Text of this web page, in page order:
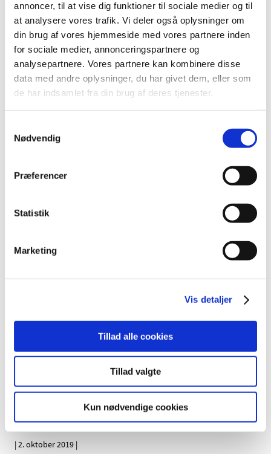
annoncer, til at vise dig funktioner til sociale medier og til
at analysere vores trafik. Vi deler også oplysninger om
din brug af vores hjemmeside med vores partnere inden
for sociale medier, annonceringspartnere og
analysepartnere. Vores partnere kan kombinere disse
data med andre oplysninger, du har givet dem, eller som
de har indsamlet fra din brug af deres tjenester.
Nødvendig
Præferencer
Statistik
Marketing
Vis detaljer
Tillad alle cookies
Tillad valgte
Kun nødvendige cookies
Ris og ros til Lægemiddelstyrelsen i
interessentanalyse
|10. oktober 2019|
Lægemiddelstyrelsen har en ambition om at være en
myndighed i europæisk topklasse for borgernes,
til at offentliggøre resultater fra kliniske forsøg
Lægemiddelstyrelsen søger medlemmer til
ernæringspræparater
Lægemiddelstyrelsen søger forslag til medlemmer af
Duavive mod symptomer på overgangsalder
hos kvinder får ikke generelt eller generelt
klausuleret tilskud
Lægemiddelstyrelsen har besluttet, at Duavive, der
indeholder østrogen+bazedoxifen, ikke skal have
Supplerende bidrag til revurdering af
tilskudsstatus for medicin til behandling af
diabetes
| 2. oktober 2019 |